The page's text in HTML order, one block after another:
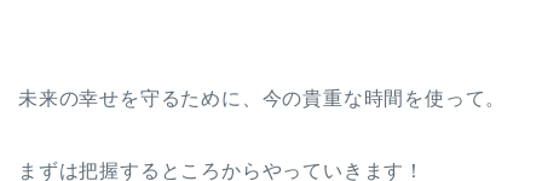
未来の幸せを守るために、今の貴重な時間を使って。
まずは把握するところからやっていきます！